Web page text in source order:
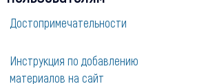
Достопримечательности
Инструкция по добавлению
материалов на сайт